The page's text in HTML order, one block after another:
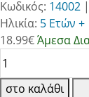
Κωδικός: 14002
Ηλικία: 5 Ετών +
18.99€Άμεσα
στο καλάθι